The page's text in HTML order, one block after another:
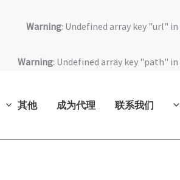
Warning: Undefined array key "url" in
Warning: Undefined array key "path" in
联系我们
成为代理
其他